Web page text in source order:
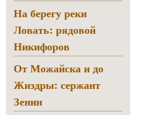
На берегу реки
Ловать: рядовой
Никифоров
От Можайска и до
Жиздры: сержант
Зенин